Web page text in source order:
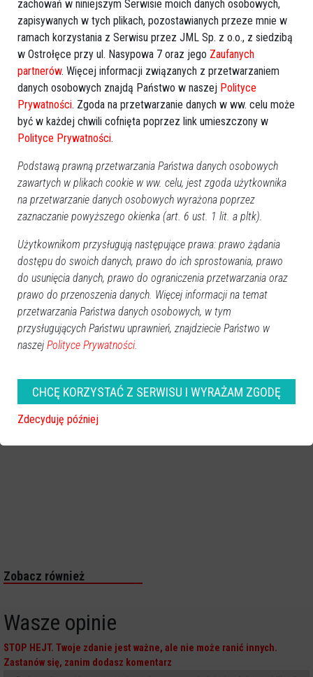
zobacz więcej zdjęć
Zobacz również
Wasze opinie
STOP HEJT. Twoje zdanie jest ważne, ale nie może ranić innych.
Zastanów się, zanim dodasz komentarz
zachowań w niniejszym Serwisie moich danych osobowych,
zapisywanych w tych plikach, pozostawianych przeze mnie w
ramach korzystania z Serwisu przez JML Sp. z o.o., z siedzibą
w Ostrołęce przy ul. Nasypowa 7 oraz jego Zaufanych
partnerów. Więcej informacji związanych z przetwarzaniem
danych osobowych znajdą Państwo w naszej Polityce
Prywatności. Zgoda na przetwarzanie danych w ww. celu może
być w każdej chwili cofnięta poprzez link umieszczony w
Polityce Prywatności.
Podstawą prawną przetwarzania Państwa danych osobowych
zawartych w plikach cookie w ww. celu, jest zgoda użytkownika
na przetwarzanie danych osobowych wyrażona poprzez
zaznaczanie powyższego okienka (art. 6 ust. 1 lit. a pltk).
Użytkownikom przysługują następujące prawa: prawo żądania
dostępu do swoich danych, prawo do ich sprostowania, prawo
do usunięcia danych, prawo do ograniczenia przetwarzania oraz
prawo do przenoszenia danych. Więcej informacji na temat
przetwarzania Państwa danych osobowych, w tym
przysługujących Państwu uprawnień, znajdziecie Państwo w
naszej Polityce Prywatności.
CHCĘ KORZYSTAĆ Z SERWISU I WYRAŻAM ZGODĘ
Zdecyduję później